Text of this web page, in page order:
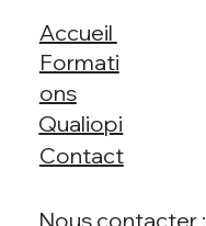
Accueil
Formati
ons
Qualiopi
Contact
Nous contacter :